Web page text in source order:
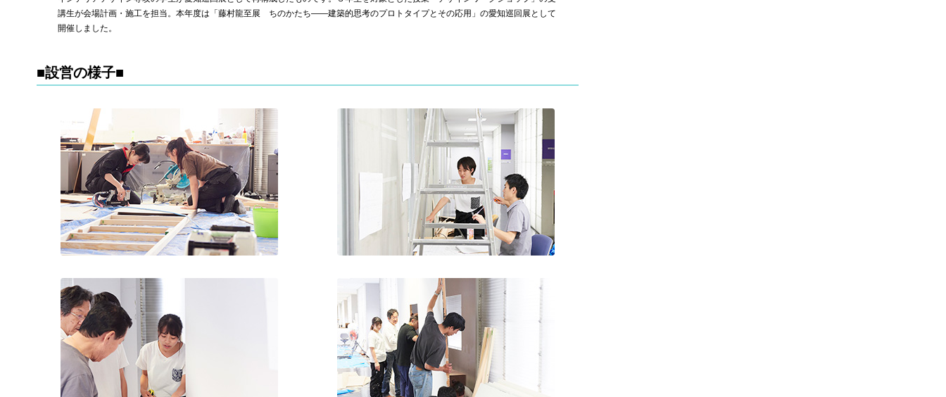
講生が会場計画・施工を担当。本年度は「藤村龍至展 ちのかたち——建築的思考のプロトタイプとその応用」の愛知巡回展として
開催しました。
■設営の様子■